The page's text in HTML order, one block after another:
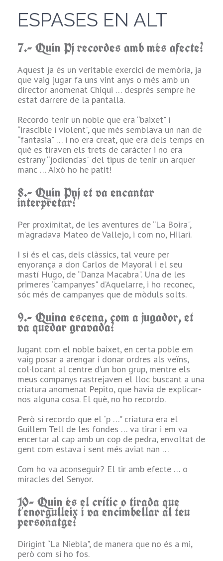
e
R
o
l
m
a
s
t
e
r
s
Aquelarre?
del jugador (cosa
que no faig fa
segles), no tinc
moltes manies,
però procuro
escollir un tipus
de personatge
que sigui el més
“únic" possible
dins del grup, i
que pugui donar
joc durant la
partida.
Generalment això
ho busco més en
la seva història
i vergonyes.
trio bruixots,
alquimistes i
similars, que no
m'atrauen. Per
això moltes
coincidir en el
tipus de
personatge amb
un altre, fins i tot
en la professió, i
no m'importa. Ja
buscaré el meu
“diferència" en el
comentat abans.
2.- Quines
competències
sempre reforces,
sigui quin sigui el
teu personatge?
Una arma,
professió o grup
social … i després
Descobrir,
solen ser de les
meves preferides.
ESPASES EN ALT
7.- Quin Pj recordes amb més afecte?
Aquest ja és un veritable exercici de memòria, ja
que vaig jugar fa uns vint anys o més amb un
director anomenat Chiqui … després sempre he
estat darrere de la pantalla.
Recordo tenir un noble que era “baixet" i
“irascible i violent", que més semblava un nan de
“fantasia" … i no era creat, que era dels temps en
què es tiraven els trets de caràcter i no era
estrany “jodiendas" del tipus de tenir un arquer
manc … Això ho he patit!
8.- Quin Pnj et va encantar
interpretar?
Per proximitat, de les aventures de “La Boira",
m’agradava Mateo de Vallejo, i com no, Hilari.
I si és el cas, dels clàssics, tal veure per
enyorança a don Carlos de Mayoral i el seu
mastí Hugo, de “Danza Macabra". Una de les
primeres “campanyes" d’Aquelarre, i ho reconec,
sóc més de campanyes que de mòduls solts.
9.- Quina escena, com a jugador, et
va quedar gravada?
Jugant com el noble baixet, en certa poble em
vaig posar a arengar i donar ordres als veïns,
col·locant al centre d’un bon grup, mentre els
meus companys rastrejaven el lloc buscant a una
criatura anomenat Pepito, que havia de explicar-
nos alguna cosa. El què, no ho recordo.
Però si recordo que el “p …" criatura era el
Guillem Tell de les fondes … va tirar i em va
encertar al cap amb un cop de pedra, envoltat de
gent com estava i sent més aviat nan …
Com ho va aconseguir? El tir amb efecte … o
miracles del Senyor.
10- Quin és el crític o tirada que
t’enorgulleix i va encimbellar al teu
personatge?
Dirigint “La Niebla", de manera que no és a mi,
però com si ho fos.